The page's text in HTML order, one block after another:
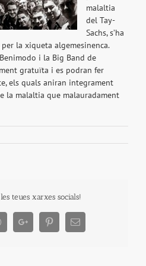
malaltia
del Tay-
Sachs, s’ha
la xiqueta algemesinenca.
i la Big Band de
gratuïta i es podran fer
els quals aniran integrament
la malaltia que malauradament
teues xarxes socials!
WhatsappGoogle+ PinterestEmail